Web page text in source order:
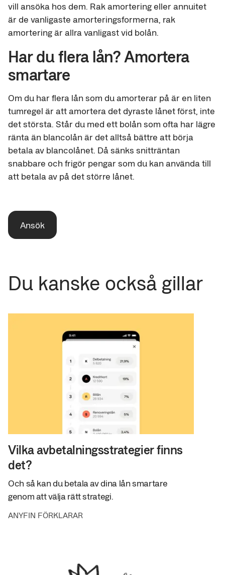
vill ansöka hos dem. Rak amortering eller annuitet
är de vanligaste amorteringsformerna, rak
amortering är allra vanligast vid bolån.
Har du flera lån? Amortera
smartare
Om du har flera lån som du amorterar på är en liten
tumregel är att amortera det dyraste lånet först, inte
det största. Står du med ett bolån som ofta har lägre
ränta än blancolån är det alltså bättre att börja
betala av blancolånet. Då sänks snitträntan
snabbare och frigör pengar som du kan använda till
att betala av på det större lånet.
Ansök
Du kanske också gillar
Vilka avbetalningsstrategier finns
det?
Och så kan du betala av dina lån smartare
genom att välja rätt strategi.
ANYFIN FÖRKLARAR